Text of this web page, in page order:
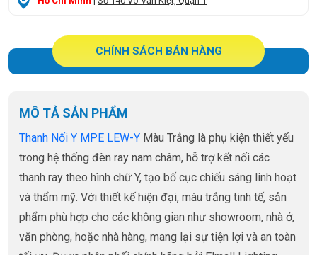
CHÍNH SÁCH BÁN HÀNG
MÔ TẢ SẢN PHẨM
Thanh Nối Y MPE LEW-Y Màu Trắng là phụ kiện thiết yếu
trong hệ thống đèn ray nam châm, hỗ trợ kết nối các
thanh ray theo hình chữ Y, tạo bố cục chiếu sáng linh hoạt
và thẩm mỹ. Với thiết kế hiện đại, màu trắng tinh tế, sản
phẩm phù hợp cho các không gian như showroom, nhà ở,
văn phòng, hoặc nhà hàng, mang lại sự tiện lợi và an toàn